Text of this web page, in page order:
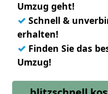
Umzug geht!
✓ Schnell &
erhalten!
✓ Finden Sie das
Umzug!